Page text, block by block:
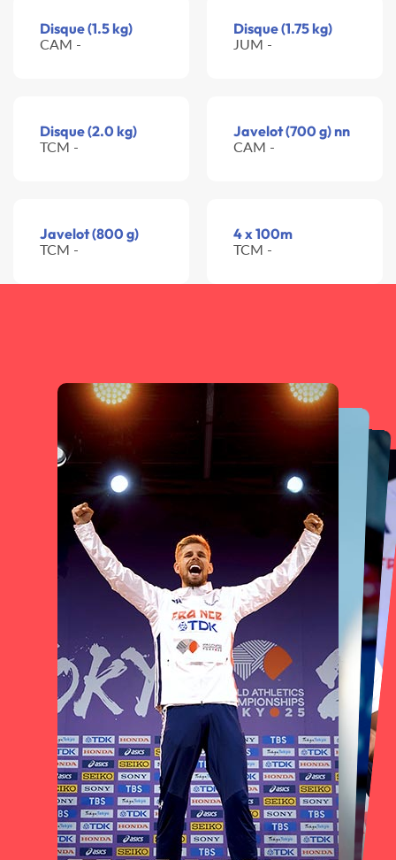
Disque (1.5 kg)
CAM -
Disque (1.75 kg)
JUM -
Disque (2.0 kg)
TCM -
Javelot (700 g) nn
CAM -
Javelot (800 g)
TCM -
4 x 100m
TCM -